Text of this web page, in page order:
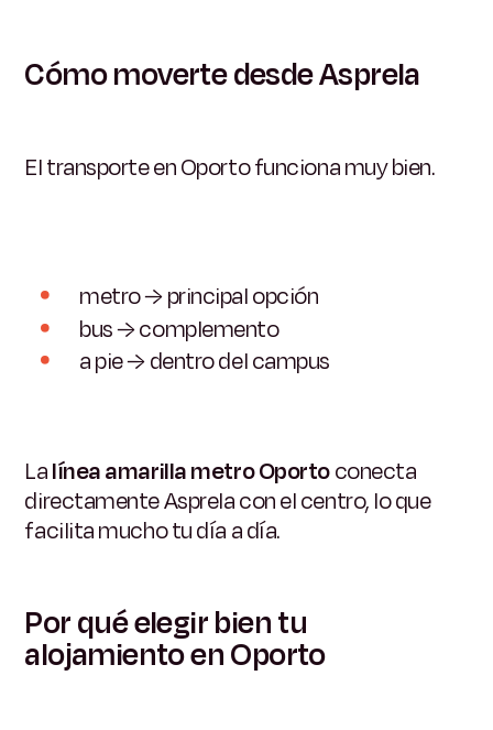
Cómo moverte desde Asprela
El transporte en Oporto funciona muy bien.
metro → principal opción
bus → complemento
a pie → dentro del campus
Lalínea amarilla metro Oportoconecta
directamente Asprela con el centro, lo que
facilita mucho tu día a día.
Por qué elegir bien tu
alojamiento en Oporto